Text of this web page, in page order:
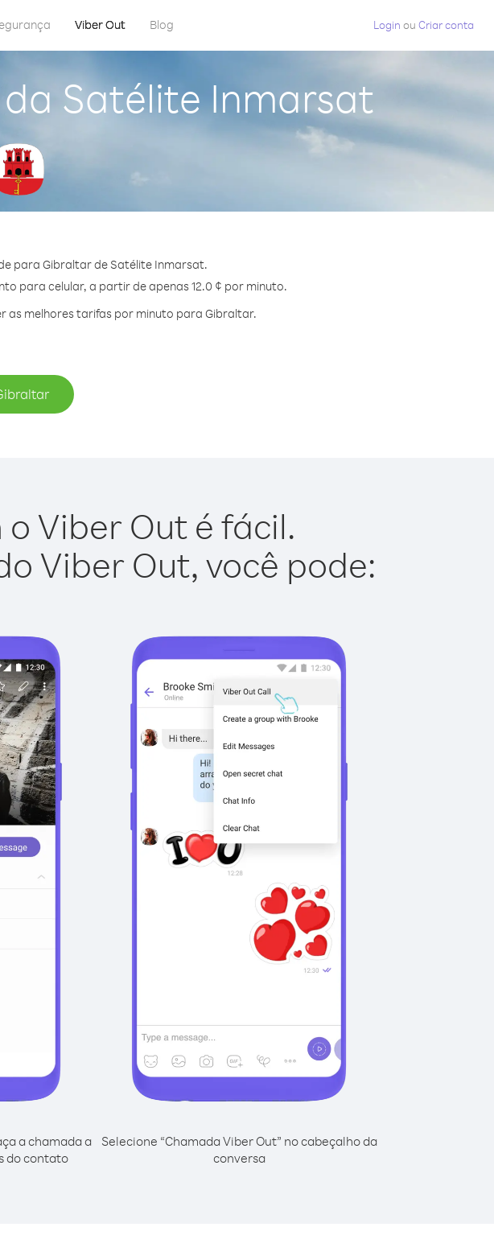
Viber Out Blog Login ou Criar conta
Satélite Inmarsat
para Gibraltar de Satélite Inmarsat.
para celular, a partir de apenas 12.0 ¢ por minuto.
as melhores tarifas por minuto para Gibraltar.
Viber Out é fácil.
Viber Out, você pode:
a chamada a
do contato
Selecione “Chamada Viber Out” no cabeçalho da
conversa